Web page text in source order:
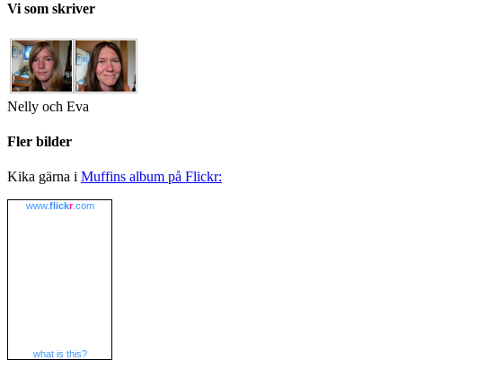
Vi som skriver
Nelly och Eva
Fler bilder
Kika gärna i Muffins album på Flickr:
www.flickr.com
what is this?